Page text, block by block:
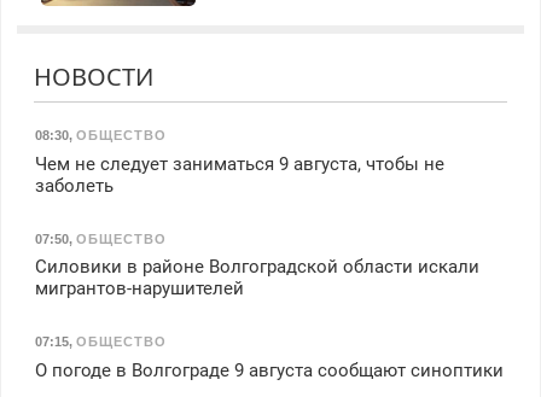
НОВОСТИ
08:30, ОБЩЕСТВО
Чем не следует заниматься 9 августа, чтобы не
заболеть
07:50, ОБЩЕСТВО
Силовики в районе Волгоградской области искали
мигрантов-нарушителей
07:15, ОБЩЕСТВО
О погоде в Волгограде 9 августа сообщают синоптики